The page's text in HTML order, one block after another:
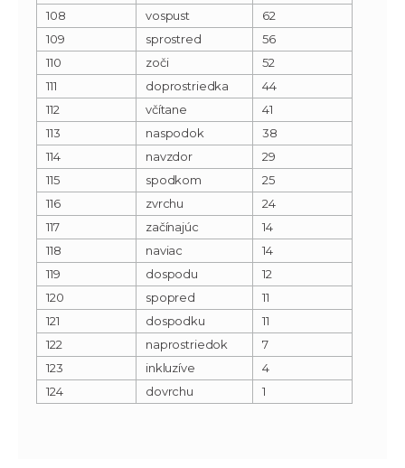
108
vospust
62
109
sprostred
56
110
zoči
52
111
doprostriedka
44
112
včítane
41
113
naspodok
38
114
navzdor
29
115
spodkom
25
116
zvrchu
24
117
začínajúc
14
118
naviac
14
119
dospodu
12
120
spopred
11
121
dospodku
11
122
naprostriedok
7
123
inkluzíve
4
124
dovrchu 1